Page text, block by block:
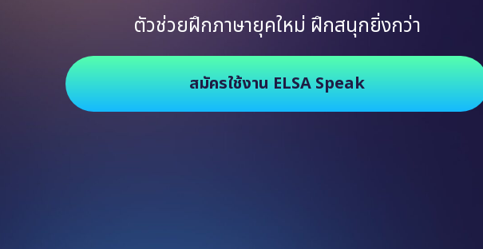
ตัวช่วยฝึกภาษายุคใหม่ ฝึกสนุกยิ่งกว่า
สมัครใช้งาน ELSA Speak